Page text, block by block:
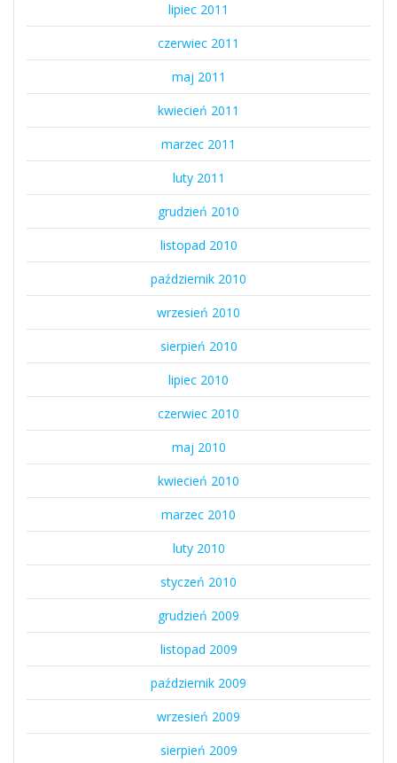
lipiec 2011
czerwiec 2011
maj 2011
kwiecień 2011
marzec 2011
luty 2011
grudzień 2010
listopad 2010
październik 2010
wrzesień 2010
sierpień 2010
lipiec 2010
czerwiec 2010
maj 2010
kwiecień 2010
marzec 2010
luty 2010
styczeń 2010
grudzień 2009
listopad 2009
październik 2009
wrzesień 2009
sierpień 2009